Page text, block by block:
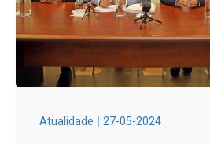
Atualidade | 27-05-2024